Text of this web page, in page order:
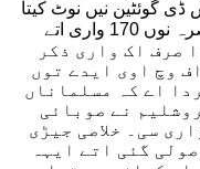
ڈی گوئٹین نیں نوٹ کیتا
کہ القیوت دی جنغرافیہ ڈکشنری نیں بصرہ نوں 170 واری اتے
دا صرف اک واری ذکر
وچ اوی ایدے توں
اے کہ مسلماناں
نے صوبائی
سی۔ خلاصی جیڑی
گئی اتے ایہہ